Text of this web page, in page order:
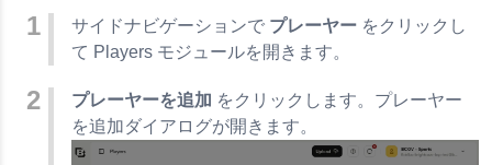
サイドナビゲーションで プレーヤー をクリックし
て Players モジュールを開きます。
プレーヤーを追加 をクリックします。プレーヤー
を追加ダイアログが開きます。